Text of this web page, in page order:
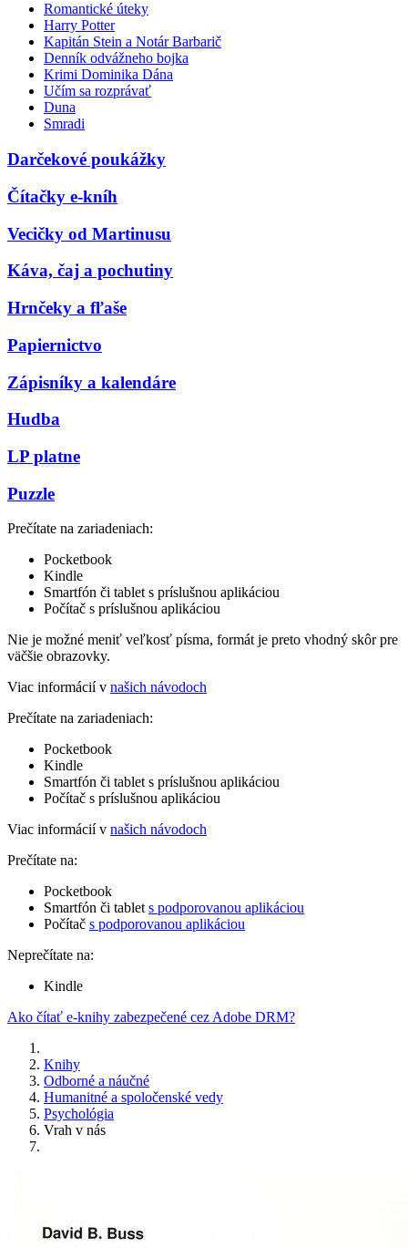
Romantické úteky
Harry Potter
Kapitán Stein a Notár Barbarič
Denník odvážneho bojka
Krimi Dominika Dána
Učím sa rozprávať
Duna
Smradi
Darčekové poukážky
Čítačky e-kníh
Vecičky od Martinusu
Káva, čaj a pochutiny
Hrnčeky a fľaše
Papiernictvo
Zápisníky a kalendáre
Hudba
LP platne
Puzzle
Prečítate na zariadeniach:
Pocketbook
Kindle
Smartfón či tablet s príslušnou aplikáciou
Počítač s príslušnou aplikáciou
Nie je možné meniť veľkosť písma, formát je preto vhodný skôr pre
väčšie obrazovky.
Viac informácií v našich návodoch
Prečítate na zariadeniach:
Pocketbook
Kindle
Smartfón či tablet s príslušnou aplikáciou
Počítač s príslušnou aplikáciou
Viac informácií v našich návodoch
Prečítate na:
Pocketbook
Smartfón či tablet s podporovanou aplikáciou
Počítač s podporovanou aplikáciou
Neprečítate na:
Kindle
Ako čítať e-knihy zabezpečené cez Adobe DRM?
Knihy
Odborné a náučné
Humanitné a spoločenské vedy
Psychológia
Vrah v nás